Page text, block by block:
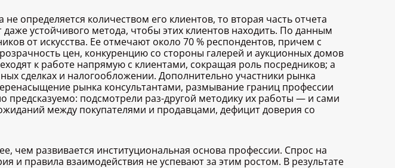
определяется количеством его клиентов, то вторая часть отчета
устойчивого метода, чтобы этих клиентов находить. По данным
от искусства. Ее отмечают около 70 % респондентов, причем с
цен, конкуренцию со стороны галерей и аукционных домов
к работе напрямую с клиентами, сокращая роль посредников; а
сделках и налогообложении. Дополнительно участники рынка
рынка консультантами, размывание границ профессии
предсказуемо: подсмотрели раз-другой методику их работы — и сами
между покупателями и продавцами, дефицит доверия со
чем развивается институциональная основа профессии. Спрос на
и правила взаимодействия не успевают за этим ростом. В результате